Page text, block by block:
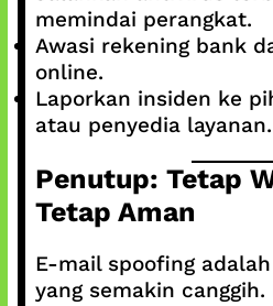
memindai perangkat.
Awasi rekening bank
online.
Laporkan insiden ke
atau penyedia layanan.
Penutup: Tetap
Tetap Aman
E-mail spoofing
yang semakin